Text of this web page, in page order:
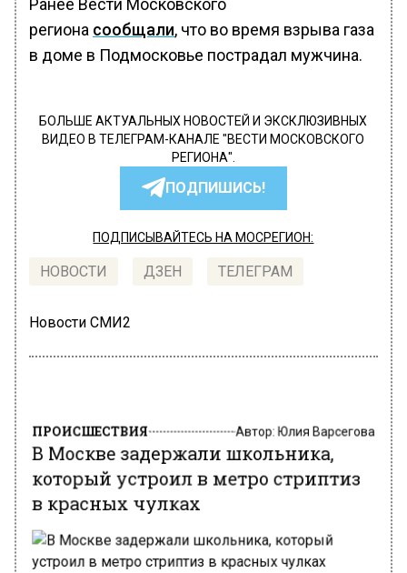
Ранее Вести Московского
региона сообщали, что во время взрыва газа
в доме в Подмосковье пострадал мужчина.
БОЛЬШЕ АКТУАЛЬНЫХ НОВОСТЕЙ И ЭКСКЛЮЗИВНЫХ
ВИДЕО В ТЕЛЕГРАМ-КАНАЛЕ "ВЕСТИ МОСКОВСКОГО
РЕГИОНА".
ПОДПИШИСЬ!
ПОДПИСЫВАЙТЕСЬ НА МОСРЕГИОН:
НОВОСТИ ДЗЕН ТЕЛЕГРАМ
Новости СМИ2
В Москве задержали школьника,
который устроил в метро стриптиз
в красных чулках